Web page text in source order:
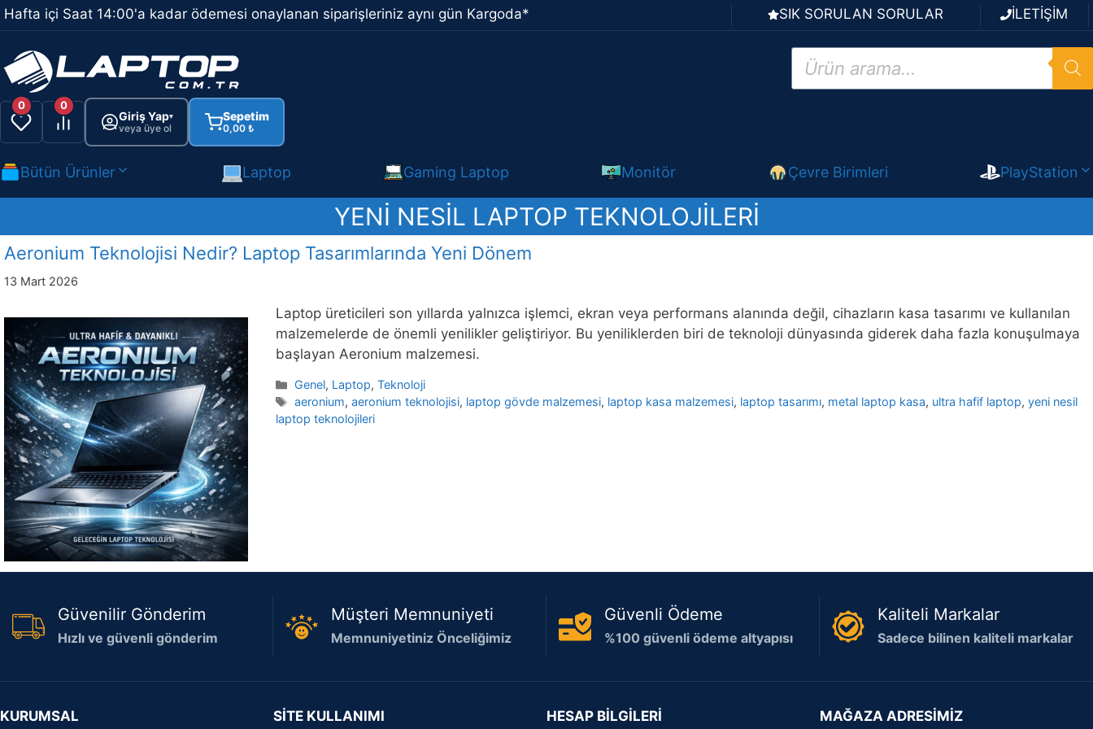
İçeriğe
atla
Hafta içi Saat 14:00'a kadar ödemesi onaylanan siparişleriniz aynı gün Kargoda* SIK SORULAN SORULAR İLETİŞİM
Products
search
0 0
Giriş Yap▾
veya üye ol
Sepetim
0,00 ₺
Bütün Ürünler Laptop Gaming Laptop Monitör Çevre Birimleri PlayStation
YENI NESIL LAPTOP TEKNOLOJILERI
Aeronium Teknolojisi Nedir? Laptop Tasarımlarında Yeni Dönem
13 Mart 2026
Laptop üreticileri son yıllarda yalnızca işlemci, ekran veya performans alanında değil, cihazların kasa tasarımı ve kullanılan
malzemelerde de önemli yenilikler geliştiriyor. Bu yeniliklerden biri de teknoloji dünyasında giderek daha fazla konuşulmaya
başlayan Aeronium malzemesi.
Kategoriler
Genel, Laptop,Teknoloji
Etiketler
aeronium,aeronium teknolojisi, laptop gövde malzemesi, laptop kasa malzemesi, laptop tasarımı, metal laptop kasa, ultra hafif laptop,yeni nesil
laptop teknolojileri
Güvenilir Gönderim
Hızlı ve güvenli gönderim
Müşteri Memnuniyeti
Memnuniyetiniz Önceliğimiz
Güvenli Ödeme
%100 güvenli ödeme altyapısı
Kaliteli Markalar
Sadece bilinen kaliteli markalar
KURUMSAL SİTE KULLANIMI HESAP BİLGİLERİ MAĞAZA ADRESİMİZ